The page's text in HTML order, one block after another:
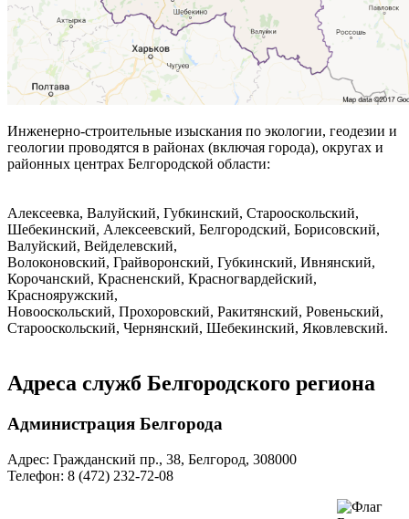
Инженерно-строительные изыскания по экологии, геодезии и
геологии проводятся в районах (включая города), округах и
районных центрах Белгородской области:
Алексеевка, Валуйский, Губкинский, Старооскольский,
Шебекинский, Алексеевский, Белгородский, Борисовский,
Валуйский, Вейделевский,
Волоконовский, Грайворонский, Губкинский, Ивнянский,
Корочанский, Красненский, Красногвардейский,
Краснояружский,
Новооскольский, Прохоровский, Ракитянский, Ровеньский,
Старооскольский, Чернянский, Шебекинский, Яковлевский.
Адреса служб Белгородского региона
Администрация Белгорода
Адрес: Гражданский пр., 38, Белгород, 308000
Телефон: 8 (472) 232-72-08